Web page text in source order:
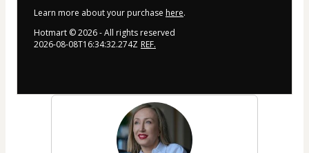
Learn more about your purchase here.
Hotmart ©2026- All rights reserved
2026-08-08T16:34:32.274Z REF.